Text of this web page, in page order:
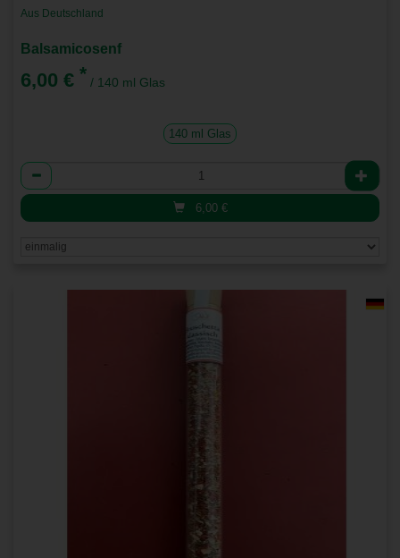
Aus Deutschland
Balsamicosenf
6,00 € * / 140 ml Glas
140 ml Glas
Anzahl
6,00 €